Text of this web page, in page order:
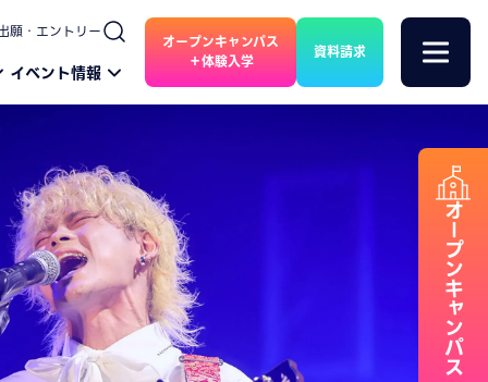
願・エントリー
イベント情報
オープンキャンパス
＋体験入学
資料請求
オープンキャンパス